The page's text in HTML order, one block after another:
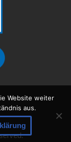
Website weiter
aus.